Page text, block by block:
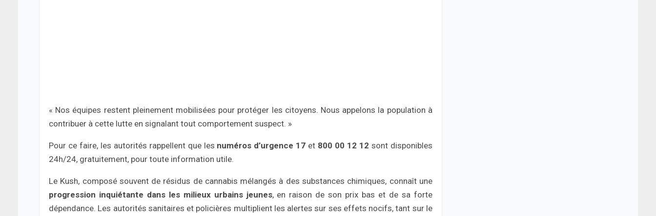
« Nos équipes restent pleinement mobilisées pour protéger les citoyens. Nous appelons la population à
contribuer à cette lutte en signalant tout comportement suspect. »
Pour ce faire, les autorités rappellent que les numéros d’urgence 17 et 800 00 12 12 sont disponibles
24h/24, gratuitement, pour toute information utile.
Le Kush, composé souvent de résidus de cannabis mélangés à des substances chimiques, connaît une
progression inquiétante dans les milieux urbains jeunes, en raison de son prix bas et de sa forte
dépendance. Les autorités sanitaires et policières multiplient les alertes sur ses effets nocifs, tant sur le